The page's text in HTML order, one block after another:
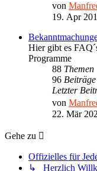
von
19. Apr
Hier gibt es
Programme
88 Themen
96 Beiträge
Letzter
von
22. Mär
Gehe zu
Offizielles für
↳ Herzlich